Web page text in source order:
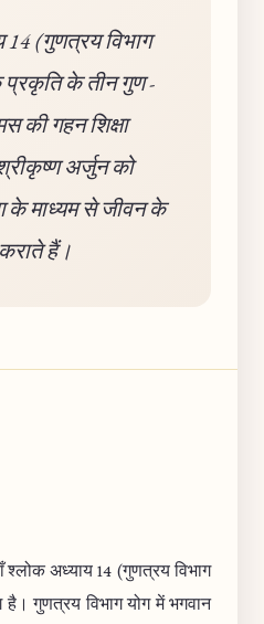
14 (गुणत्रय विभाग
प्रकृति के तीन गुण -
की गहन शिक्षा
अर्जुन को
के माध्यम से जीवन के
हैं।
श्लोक अध्याय 14 (गुणत्रय विभाग
है। गुणत्रय विभाग योग में भगवान